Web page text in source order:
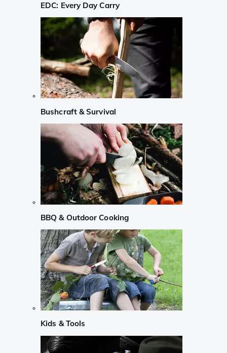
EDC: Every Day Carry
Bushcraft & Survival
BBQ & Outdoor Cooking
Kids & Tools